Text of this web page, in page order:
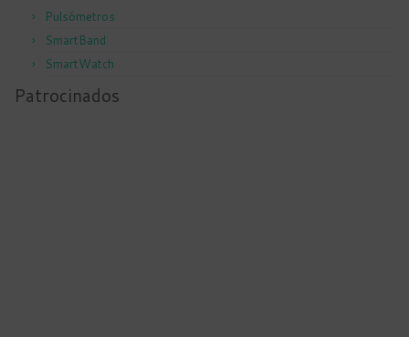
Pulsómetros
SmartBand
SmartWatch
Patrocinados